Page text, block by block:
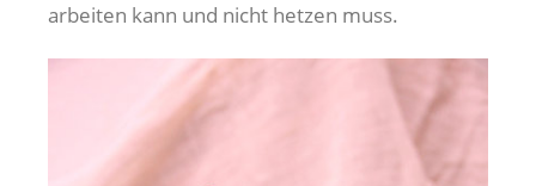
arbeiten kann und nicht hetzen muss.